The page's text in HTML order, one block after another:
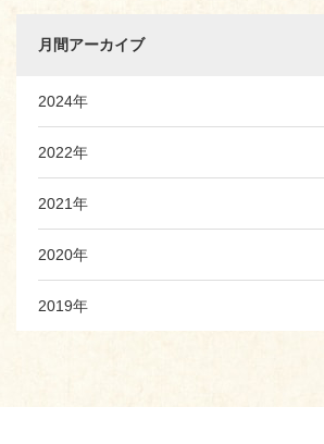
月間アーカイブ
2024年
2022年
2021年
2020年
2019年